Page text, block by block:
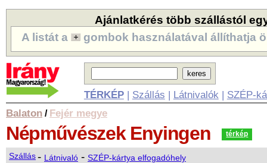
Ajánlatkérés több szállástól
A listát a
gombok használatával állíthatja
TÉRKÉP| Szállás | Látnivalók | SZÉP-
Balaton / Fejér megye
Népművészek Enyingen térkép
Szállás- Látnivaló - SZÉP-kártya elfogadóhely